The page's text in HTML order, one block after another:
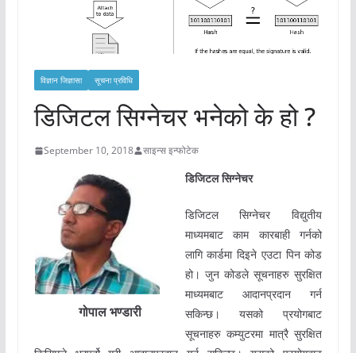
विज्ञान जिज्ञासा सूचना प्रविधि
डिजिटल सिग्नेचर भनेको के हो ?
September 10, 2018 साइन्स इन्फोटेक
गोपाल भण्डारी
डिजिटल सिग्नेचर
डिजिटल सिग्नेचर विद्युतीय
माध्यमबाट काम कारबाही गर्नको
लागि कार्डमा दिइने एउटा पिन कोड
हो। जुन कोडले सूचनाहरु सुरक्षित
माध्यमबाट आदानप्रदान गर्न
सकिन्छ। यसको प्रयोगबाट
सूचनाहरु कम्युटरमा मात्रै सुरक्षित